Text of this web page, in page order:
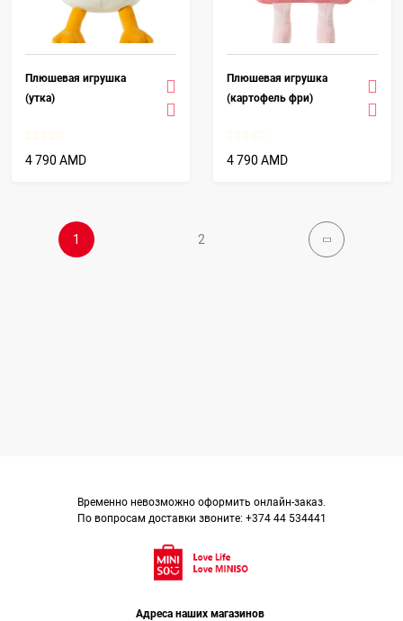
Плюшевая игрушка
(утка)
4 790 AMD
Плюшевая игрушка
(картофель фри)
4 790 AMD
1 2
Временно невозможно оформить онлайн-заказ.
По вопросам доставки звоните: +374 44 534441
Адреса наших магазинов